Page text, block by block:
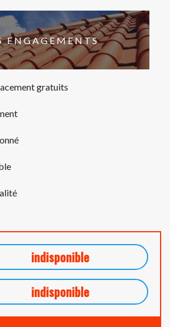
ENGAGEMENTS
gratuits
indisponible
indisponible